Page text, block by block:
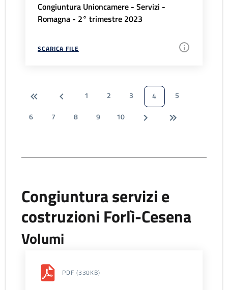
Congiuntura Unioncamere - Servizi -
Romagna - 2° trimestre 2023
SCARICA FILE
1 2 3 4
5
6
7 8 9 10
Congiuntura servizi e
costruzioni Forlì-Cesena
Volumi
PDF (330KB)